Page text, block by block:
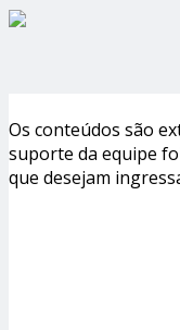
Os conteúdos são
suporte da equipe
que desejam